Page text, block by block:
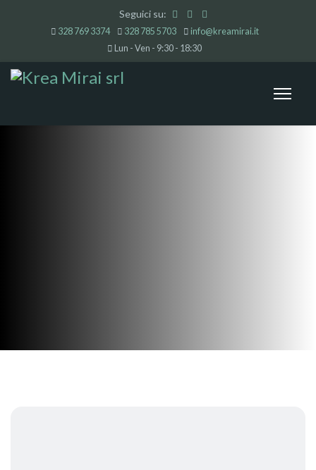
Seguici su:
328 769 3374 328 785 5703
info@kreamirai.it
Lun - Ven - 9:30 - 18:30